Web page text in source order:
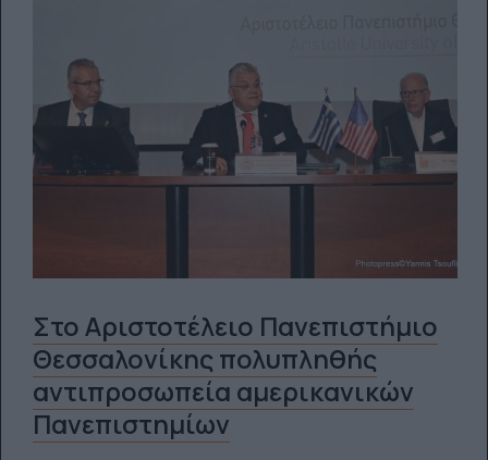
Στο Αριστοτέλειο Πανεπιστήμιο
Θεσσαλονίκης πολυπληθής
αντιπροσωπεία αμερικανικών
Πανεπιστημίων